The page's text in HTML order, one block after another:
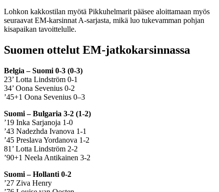
Lohkon kakkostilan myötä Pikkuhelmarit pääsee aloittamaan myös
seuraavat EM-karsinnat A-sarjasta, mikä luo tukevamman pohjan
kisapaikan tavoittelulle.
Suomen ottelut EM-jatkokarsinnassa
Belgia – Suomi 0-3 (0-3)
23’ Lotta Lindström 0-1
34’ Oona Sevenius 0-2
’45+1 Oona Sevenius 0–3
Suomi – Bulgaria 3-2 (1-2)
’19 Inka Sarjanoja 1-0
’43 Nadezhda Ivanova 1-1
’45 Preslava Yordanova 1-2
81’ Lotta Lindström 2-2
’90+1 Neela Antikainen 3-2
Suomi – Hollanti 0-2
’27 Ziva Henry